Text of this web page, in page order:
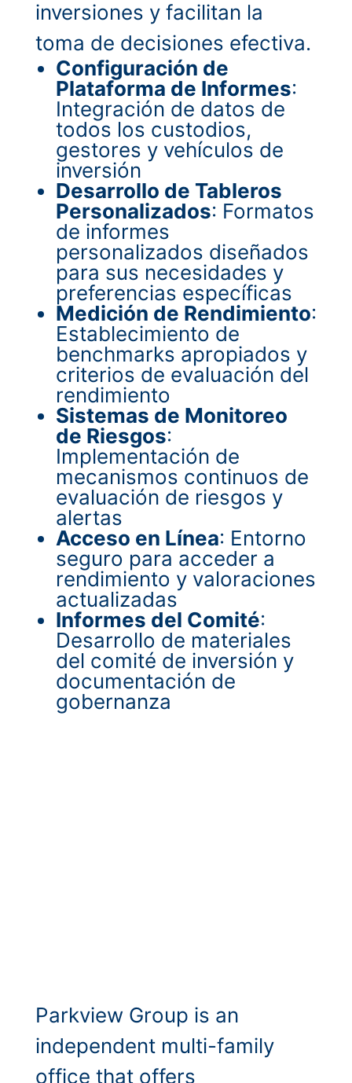
inversiones y facilitan la
toma de decisiones efectiva.
Configuración de
Plataforma de Informes:
Integración de datos de
todos los custodios,
gestores y vehículos de
inversión
Desarrollo de Tableros
Personalizados: Formatos
de informes
personalizados diseñados
para sus necesidades y
preferencias específicas
Medición de Rendimiento:
Establecimiento de
benchmarks apropiados y
criterios de evaluación del
rendimiento
Sistemas de Monitoreo
de Riesgos:
Implementación de
mecanismos continuos de
evaluación de riesgos y
alertas
Acceso en Línea: Entorno
seguro para acceder a
rendimiento y valoraciones
actualizadas
Informes del Comité:
Desarrollo de materiales
del comité de inversión y
documentación de
gobernanza
Parkview Group is an
independent multi-family
office that offers